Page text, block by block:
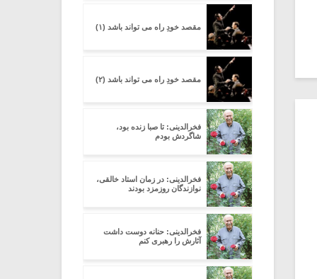
مقصد خودِ راه می تواند باشد (۱)
مقصد خودِ راه می تواند باشد (۲)
فخرالدینی: تا صبا زنده بود،
شاگردش بودم
فخرالدینی: در زمان استاد خالقی،
نوازندگان روزمزد بودند
فخرالدینی: حنانه دوست داشت
آثارش را رهبری کنم